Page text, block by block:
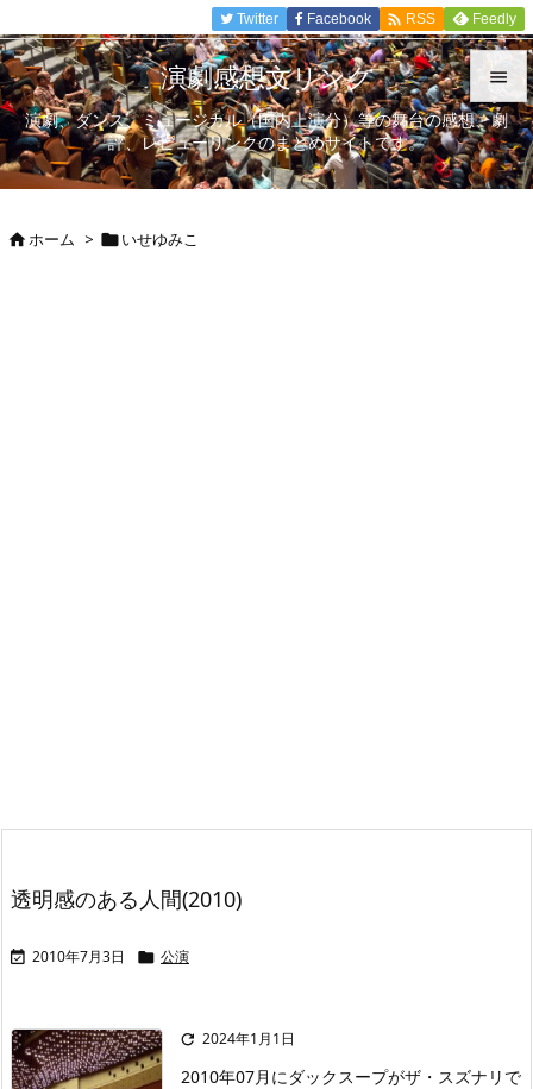


メニュ

Twitter Facebook  RSS Feedly
演劇感想文リンク
演劇、ダンス、ミュージカル（国内上演分）等の舞台の感想、劇
評、レビューリンクのまとめサイトです。
ホーム > いせゆみこ
透明感のある人間(2010)
 2010年7月3日  公演
 2024年1月1日
2010年07月にダックスープがザ・スズナリで